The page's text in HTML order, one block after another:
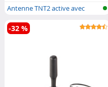
Antenne TNT2 active avec
réception...
-32 %